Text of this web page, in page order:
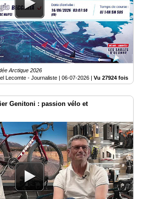
Arctique 2026
Lecomte - Journaliste | 06-07-2026 Vu 27924 fois
Genitoni : passion vélo et